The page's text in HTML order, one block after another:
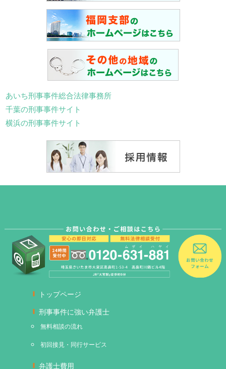
あいち刑事事件総合法律事務所
千葉の刑事事件サイト
横浜の刑事事件サイト
トップページ
刑事事件に強い弁護士
無料相談の流れ
初回接見・同行サービス
弁護士費用